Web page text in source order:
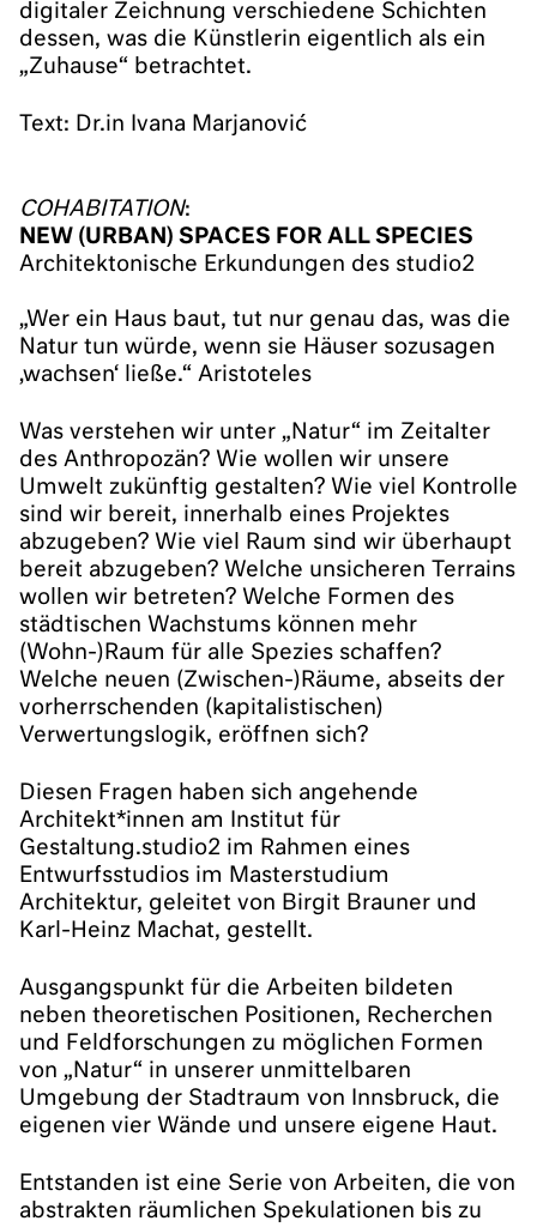
digitaler Zeichnung verschiedene Schichten
dessen, was die Künstlerin eigentlich als ein
„Zuhause“ betrachtet.
Text: Dr.in Ivana Marjanović
COHABITATION:
NEW (URBAN) SPACES FOR ALL SPECIES
Architektonische Erkundungen des studio2
„Wer ein Haus baut, tut nur genau das, was die
Natur tun würde, wenn sie Häuser sozusagen
‚wachsen‘ ließe.“ Aristoteles
Was verstehen wir unter „Natur“ im Zeitalter
des Anthropozän? Wie wollen wir unsere
Umwelt zukünftig gestalten? Wie viel Kontrolle
sind wir bereit, innerhalb eines Projektes
abzugeben? Wie viel Raum sind wir überhaupt
bereit abzugeben? Welche unsicheren Terrains
wollen wir betreten? Welche Formen des
städtischen Wachstums können mehr
(Wohn-)Raum für alle Spezies schaffen?
Welche neuen (Zwischen-)Räume, abseits der
vorherrschenden (kapitalistischen)
Verwertungslogik, eröffnen sich?
Diesen Fragen haben sich angehende
Architekt*innen am Institut für
Gestaltung.studio2 im Rahmen eines
Entwurfsstudios im Masterstudium
Architektur, geleitet von Birgit Brauner und
Karl-Heinz Machat, gestellt.
Ausgangspunkt für die Arbeiten bildeten
neben theoretischen Positionen, Recherchen
und Feldforschungen zu möglichen Formen
von „Natur“ in unserer unmittelbaren
Umgebung der Stadtraum von Innsbruck, die
eigenen vier Wände und unsere eigene Haut.
Entstanden ist eine Serie von Arbeiten, die von
abstrakten räumlichen Spekulationen bis zu